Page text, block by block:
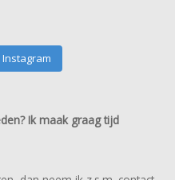
Instagram
Ik maak graag tijd